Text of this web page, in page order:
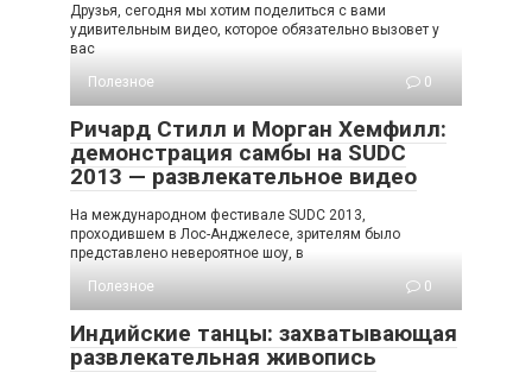
Друзья, сегодня мы хотим поделиться с вами
удивительным видео, которое обязательно вызовет у
вас
Полезное
0
Ричард Стилл и Морган Хемфилл:
демонстрация самбы на SUDC
2013 — развлекательное видео
На международном фестивале SUDC 2013,
проходившем в Лос-Анджелесе, зрителям было
представлено невероятное шоу, в
Полезное
0
Индийские танцы: захватывающая
развлекательная живопись